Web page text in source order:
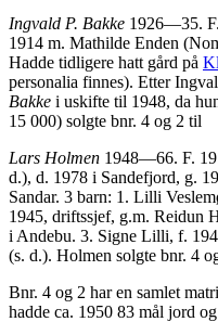
Ingvald P. Bakke 1926—35.
1914 m. Mathilde Enden
Hadde tidligere hatt gård på
personalia finnes). Etter
Bakke i uskifte til 1948, da
15 000) solgte bnr. 4 og 2 til
Lars Holmen 1948—66. F.
d.), d. 1978 i Sandefjord, g.
Sandar. 3 barn: 1. Lilli
1945, driftssjef, g.m. Reidun
i Andebu. 3. Signe Lilli, f.
(s. d.). Holmen solgte bnr. 4
Bnr. 4 og 2 har en samlet
hadde ca. 1950 83 mål jord